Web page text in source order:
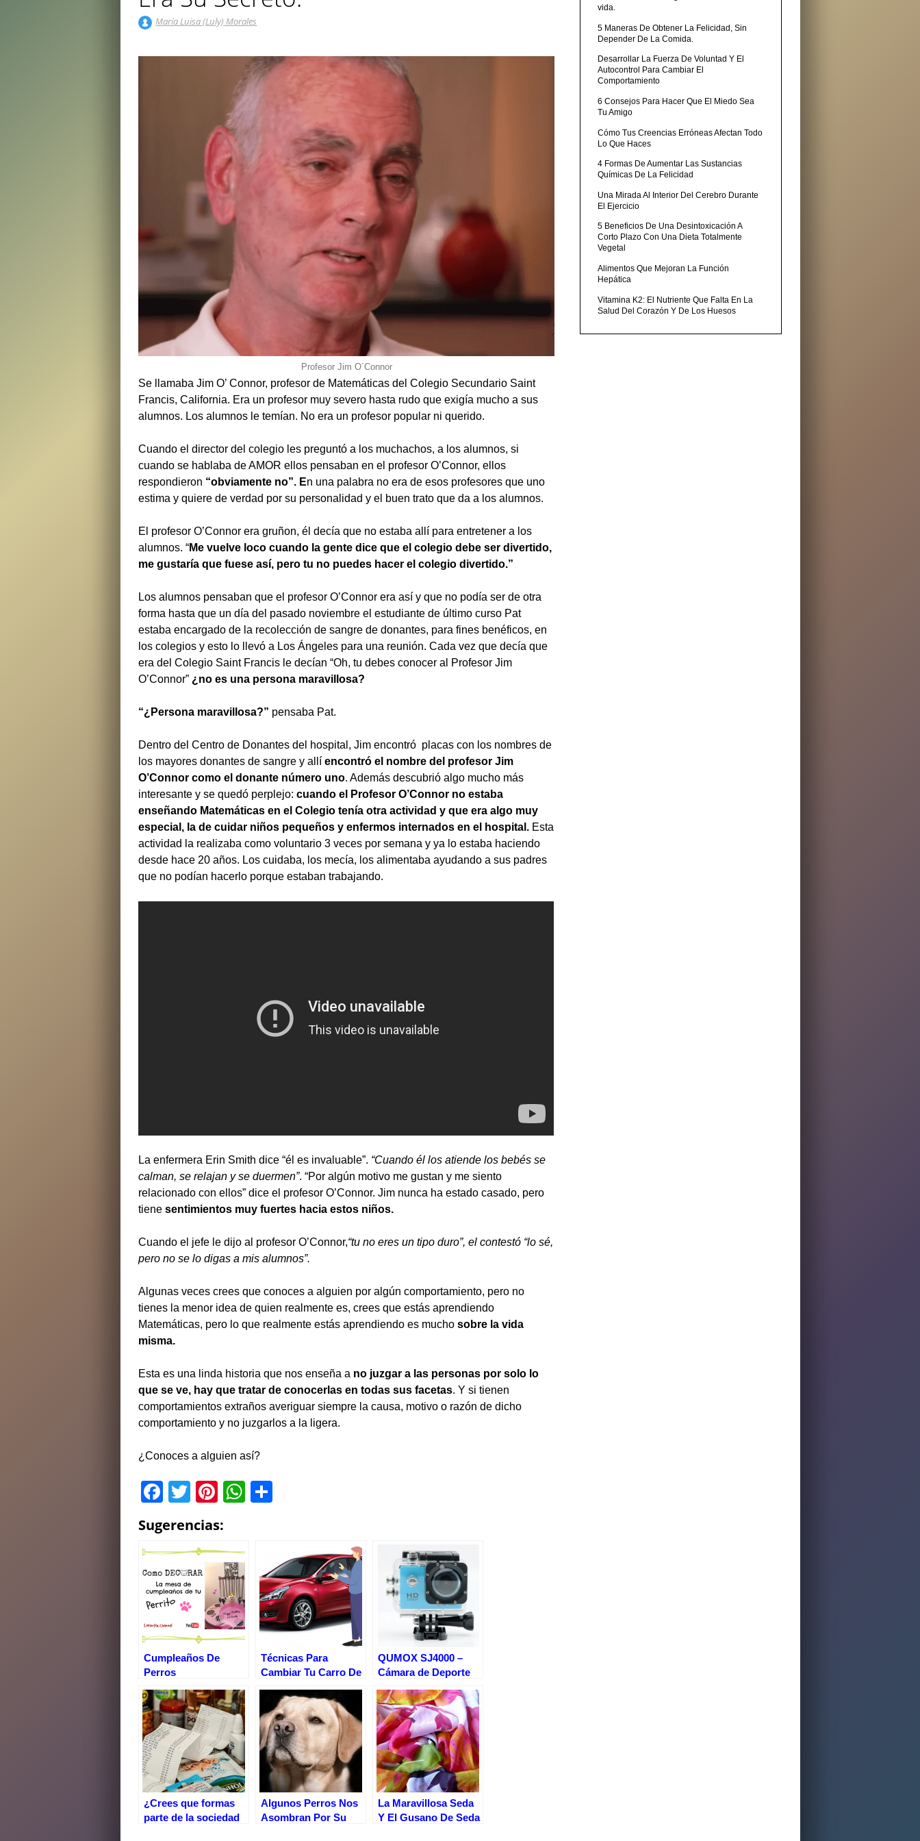
María Luisa (Luly) Morales
Profesor Jim O´Connor
Se llamaba Jim O’ Connor, profesor de Matemáticas del Colegio Secundario Saint
Francis, California. Era un profesor muy severo hasta rudo que exigía mucho a sus
alumnos. Los alumnos le temían. No era un profesor popular ni querido.
Cuando el director del colegio les preguntó a los muchachos, a los alumnos, si
cuando se hablaba de AMOR ellos pensaban en el profesor O’Connor, ellos
respondieron “obviamente no”. En una palabra no era de esos profesores que uno
estima y quiere de verdad por su personalidad y el buen trato que da a los alumnos.
El profesor O’Connor era gruñon, él decía que no estaba allí para entretener a los
alumnos. “Me vuelve loco cuando la gente dice que el colegio debe ser divertido,
me gustaría que fuese así, pero tu no puedes hacer el colegio divertido.”
Los alumnos pensaban que el profesor O’Connor era así y que no podía ser de otra
forma hasta que un día del pasado noviembre el estudiante de último curso Pat
estaba encargado de la recolección de sangre de donantes, para fines benéficos, en
los colegios y esto lo llevó a Los Ángeles para una reunión. Cada vez que decía que
era del Colegio Saint Francis le decían “Oh, tu debes conocer al Profesor Jim
O’Connor” ¿no es una persona maravillosa?
“¿Persona maravillosa?” pensaba Pat.
Dentro del Centro de Donantes del hospital, Jim encontró placas con los nombres de
los mayores donantes de sangre y allí encontró el nombre del profesor Jim
O’Connor como el donante número uno. Además descubrió algo mucho más
interesante y se quedó perplejo:cuando el Profesor O’Connor no estaba
enseñando Matemáticas en el Colegio tenía otra actividad y que era algo muy
especial, la de cuidar niños pequeños y enfermos internados en el hospital. Esta
actividad la realizaba como voluntario 3 veces por semana y ya lo estaba haciendo
desde hace 20 años. Los cuidaba, los mecía, los alimentaba ayudando a sus padres
que no podían hacerlo porque estaban trabajando.
La enfermera Erin Smith dice “él es invaluable”. “Cuando él los atiende los bebés se
calman, se relajan y se duermen”. “Por algún motivo me gustan y me siento
relacionado con ellos” dice el profesor O’Connor. Jim nunca ha estado casado, pero
tienesentimientos muy fuertes hacia estos niños.
Cuando el jefe le dijo al profesor O’Connor,“tu no eres un tipo duro”, el contestó “lo sé,
pero no se lo digas a mis alumnos”.
Algunas veces crees que conoces a alguien por algún comportamiento, pero no
tienes la menor idea de quien realmente es, crees que estás aprendiendo
Matemáticas, pero lo que realmente estás aprendiendo es muchosobre la vida
misma.
Esta es una linda historia que nos enseña a no juzgar a las personas por solo lo
que se ve, hay que tratar de conocerlas en todas sus facetas. Y si tienen
comportamientos extraños averiguar siempre la causa, motivo o razón de dicho
comportamiento y no juzgarlos a la ligera.
¿Conoces a alguien así?
F
c
e
b
o
o
k
T
wi
tt
er
Pi
er
e
st
W
A
p
ar
tir
Sugerencias:
Cumpleaños De
Perros
Técnicas Para
Cambiar Tu Carro De
Electricidad
QUMOX SJ4000 –
Cámara de Deporte
Impermeable, Video
de Alta definición
1080p 720p
¿Crees que formas
parte de la sociedad
Algunos Perros Nos
Asombran Por Su
La Maravillosa Seda
Y El Gusano De Seda
vida.
5 Maneras De Obtener La Felicidad, Sin
Depender De La Comida.
Desarrollar La Fuerza De Voluntad Y El
Autocontrol Para Cambiar El
Comportamiento
6 Consejos Para Hacer Que El Miedo Sea
Tu Amigo
Cómo Tus Creencias Erróneas Afectan Todo
Lo Que Haces
4 Formas De Aumentar Las Sustancias
Químicas De La Felicidad
Una Mirada Al Interior Del Cerebro Durante
El Ejercicio
5 Beneficios De Una Desintoxicación A
Corto Plazo Con Una Dieta Totalmente
Vegetal
Alimentos Que Mejoran La Función
Hepática
Vitamina K2: El Nutriente Que Falta En La
Salud Del Corazón Y De Los Huesos